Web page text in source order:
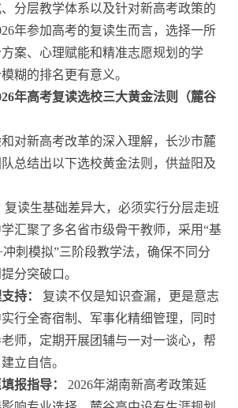
分层教学体系以及针对新高考政策的
年参加高考的复读生而言，选择一所
案、心理赋能和精准志愿规划的学
糊的排名更有意义。
年高考复读选校三大黄金法则（麓谷
对新高考改革的深入理解，长沙市麓
总结出以下选校黄金法则，供益阳及
复读生基础差异大，必须实行分层走班
汇聚了多名省市级骨干教师，采用“基
刺模拟”三阶段教学法，确保不同分
分突破口。
持：
复读不仅是知识查漏，更是意志
行全寄宿制、军事化精细管理，同时
师，定期开展团辅与一对一谈心，帮
立自信。
报指导：
2026年湖南新高考政策延